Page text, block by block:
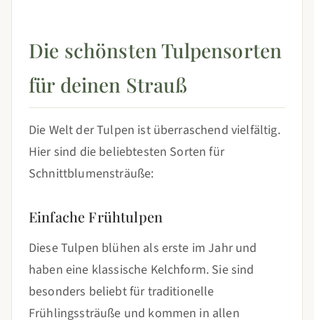
Die schönsten Tulpensorten
für deinen Strauß
Die Welt der Tulpen ist überraschend vielfältig.
Hier sind die beliebtesten Sorten für
Schnittblumensträuße:
Einfache Frühtulpen
Diese Tulpen blühen als erste im Jahr und
haben eine klassische Kelchform. Sie sind
besonders beliebt für traditionelle
Frühlingssträuße und kommen in allen